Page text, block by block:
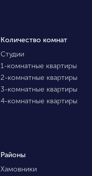
Количество комнат
Студии
1-комнатные квартиры
2-комнатные квартиры
3-комнатные квартиры
4-комнатные квартиры
Районы
Хамовники